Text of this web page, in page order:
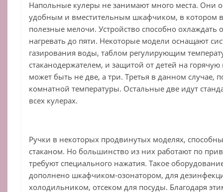
Напольные кулеры не занимают много места. Они
удобным и вместительным шкафчиком, в котором
полезные мелочи. Устройство способно охлаждать
нагревать до пяти. Некоторые модели оснащают
газирования воды, таблом регулирующим
стаканодержателем, и защитой от детей на
может быть не две, а три. Третья в данном случае,
комнатной температуры. Остальные две идут
всех кулерах.
Ручки в некоторых продвинутых моделях,
стаканом. Но большинство из них работают по
требуют специального нажатия. Такое
дополнено шкафчиком-озонатором, для
холодильником, отсеком для посуды. Благодаря